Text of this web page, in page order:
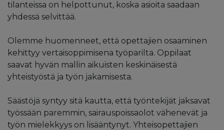
tilanteissa on helpottunut, koska asioita saadaan
yhdessä selvittää.
Olemme huomenneet, että opettajien osaaminen
kehittyy vertaisoppimisena työparilta. Oppilaat
saavat hyvän mallin aikuisten keskinäisestä
yhteistyöstä ja työn jakamisesta.
Säästöjä syntyy sitä kautta, että työntekijät jaksavat
työssään paremmin, sairauspoissaolot vähenevät ja
työn mielekkyys on lisääntynyt. Yhteisopettajien